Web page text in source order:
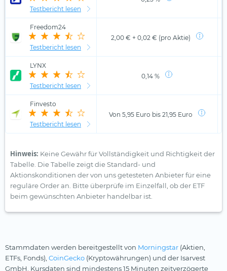
Testbericht lesen
Freedom24
Testbericht lesen
2,00 € + 0,02 € (pro Aktie)
LYNX
Testbericht lesen
0,14 %
Finvesto
Testbericht lesen
Von 5,95 Euro bis 21,95 Euro
Hinweis: Keine Gewähr für Vollständigkeit und Richtigkeit der
Tabelle. Die Tabelle zeigt die Standard- und
Aktionskonditionen der von uns getesteten Anbieter für eine
reguläre Order an. Bitte überprüfe im Einzelfall, ob der ETF
beim gewünschten Anbieter handelbar ist.
Stammdaten werden bereitgestellt von Morningstar (Aktien,
ETFs, Fonds), CoinGecko (Kryptowährungen) und der Isarvest
GmbH. Kursdaten sind mindestens 15 Minuten zeitverzögerte